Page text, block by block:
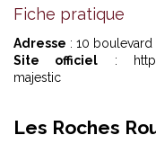
Fiche pratique
Adresse : 10
Site officiel :
majestic
Les Roches